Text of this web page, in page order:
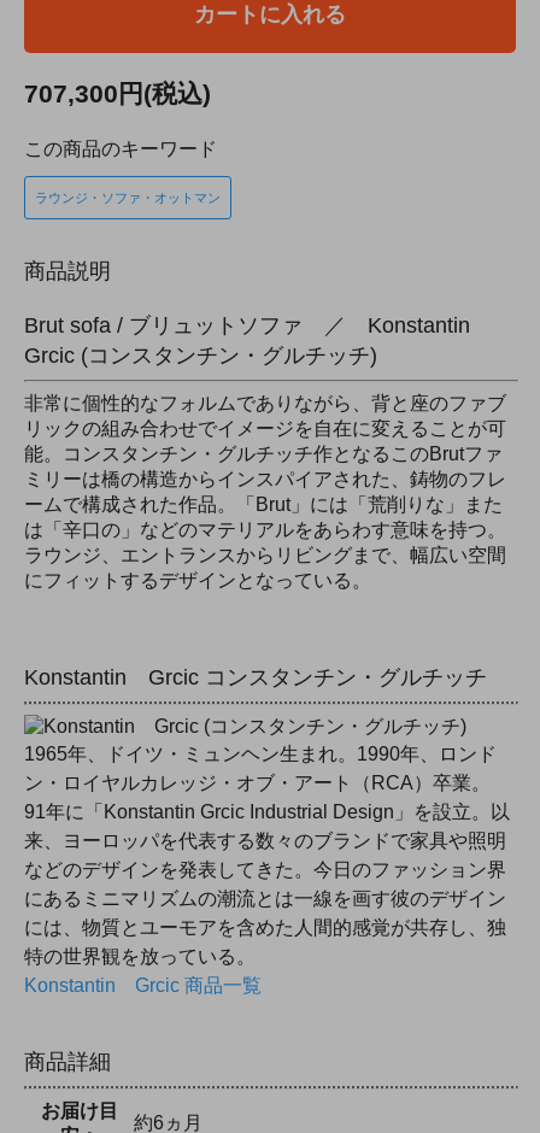
カートに入れる
707,300円(税込)
この商品のキーワード
ラウンジ・ソファ・オットマン
商品説明
Brut sofa / ブリュットソファ ／ Konstantin
Grcic (コンスタンチン・グルチッチ)
非常に個性的なフォルムでありながら、背と座のファブ
リックの組み合わせでイメージを自在に変えることが可
能。コンスタンチン・グルチッチ作となるこのBrutファ
ミリーは橋の構造からインスパイアされた、鋳物のフレ
ームで構成された作品。「Brut」には「荒削りな」また
は「辛口の」などのマテリアルをあらわす意味を持つ。
ラウンジ、エントランスからリビングまで、幅広い空間
にフィットするデザインとなっている。
Konstantin Grcic コンスタンチン・グルチッチ
1965年、ドイツ・ミュンヘン生まれ。1990年、ロンド
ン・ロイヤルカレッジ・オブ・アート（RCA）卒業。
91年に「Konstantin Grcic Industrial Design」を設立。以
来、ヨーロッパを代表する数々のブランドで家具や照明
などのデザインを発表してきた。今日のファッション界
にあるミニマリズムの潮流とは一線を画す彼のデザイン
には、物質とユーモアを含めた人間的感覚が共存し、独
特の世界観を放っている。
Konstantin Grcic 商品一覧
商品詳細
お届け目
約6ヵ月